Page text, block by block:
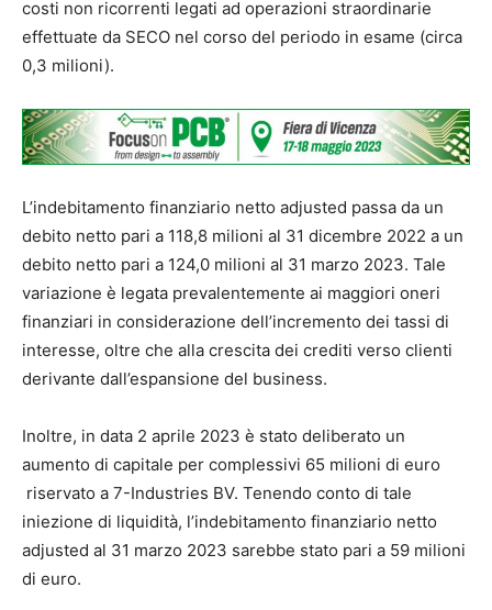
costi non ricorrenti legati ad operazioni straordinarie
effettuate da SECO nel corso del periodo in esame (circa
0,3 milioni).
L’indebitamento finanziario netto adjusted passa da un
debito netto pari a 118,8 milioni al 31 dicembre 2022 a un
debito netto pari a 124,0 milioni al 31 marzo 2023. Tale
variazione è legata prevalentemente ai maggiori oneri
finanziari in considerazione dell’incremento dei tassi di
interesse, oltre che alla crescita dei crediti verso clienti
derivante dall’espansione del business.
Inoltre, in data 2 aprile 2023 è stato deliberato un
aumento di capitale per complessivi 65 milioni di euro
riservato a 7-Industries BV. Tenendo conto di tale
iniezione di liquidità, l’indebitamento finanziario netto
adjusted al 31 marzo 2023 sarebbe stato pari a 59 milioni
di euro.